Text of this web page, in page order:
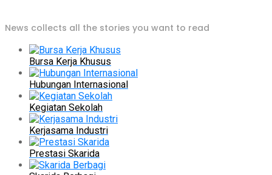
News collects all the stories you want to read
Bursa Kerja Khusus
Hubungan Internasional
Kegiatan Sekolah
Kerjasama Industri
Prestasi Skarida